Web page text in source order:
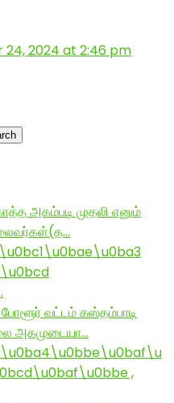
2024 at 2:46 pm
அகம்படி முதலி எனும்
வட்டம் கஸ்தம்பாடி
அகமுடையா…
,